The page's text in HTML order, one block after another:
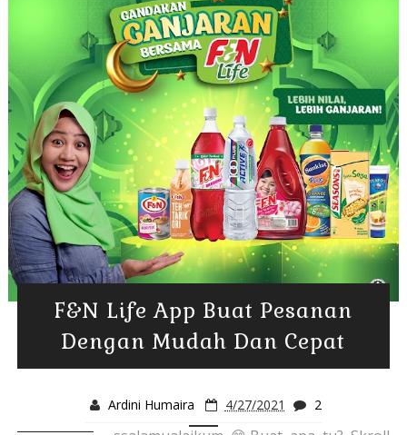
F&N Life App Buat Pesanan
Dengan Mudah Dan Cepat
Ardini Humaira 4/27/2021 2